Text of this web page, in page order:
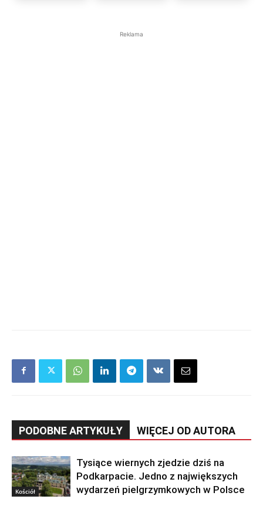
Reklama
PODOBNE ARTYKUŁY WIĘCEJ OD AUTORA
Kościół
Tysiące wiernych zjedzie dziś na
Podkarpacie. Jedno z największych
wydarzeń pielgrzymkowych w Polsce